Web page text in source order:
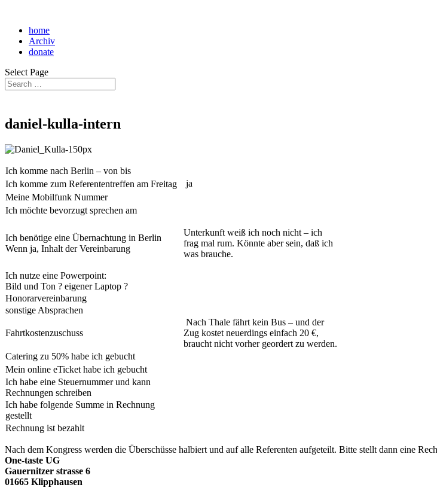
home
Archiv
donate
Select Page
daniel-kulla-intern
Ich komme nach Berlin – von bis
Ich komme zum Referententreffen am Freitag
ja
Meine Mobilfunk Nummer
Ich möchte bevorzugt sprechen am
Ich benötige eine Übernachtung in Berlin
Wenn ja, Inhalt der Vereinbarung
Unterkunft weiß ich noch nicht – ich
frag mal rum. Könnte aber sein, daß ich
was brauche.
Ich nutze eine Powerpoint:
Bild und Ton ? eigener Laptop ?
Honorarvereinbarung
sonstige Absprachen
Fahrtkostenzuschuss
Nach Thale fährt kein Bus – und der
Zug kostet neuerdings einfach 20 €,
braucht nicht vorher geordert zu werden.
Catering zu 50% habe ich gebucht
Mein online eTicket habe ich gebucht
Ich habe eine Steuernummer und kann
Rechnungen schreiben
Ich habe folgende Summe in Rechnung
gestellt
Rechnung ist bezahlt
Nach dem Kongress werden die Überschüsse halbiert und auf alle Referenten aufgeteilt. Bitte stellt dann eine
One-taste UG
Gauernitzer strasse 6
01665 Klipphausen